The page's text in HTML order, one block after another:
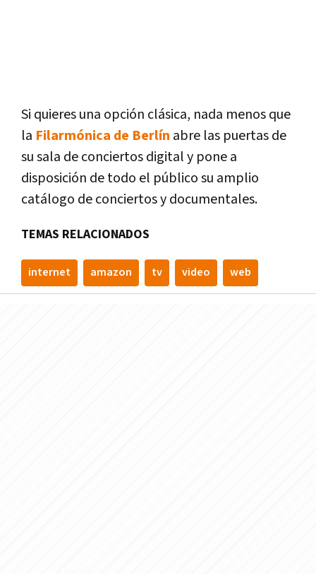
Si quieres una opción clásica, nada menos que
la Filarmónica de Berlín abre las puertas de
su sala de conciertos digital y pone a
disposición de todo el público su amplio
catálogo de conciertos y documentales.
TEMAS RELACIONADOS
internet amazon tv video web